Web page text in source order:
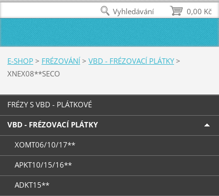
E-SHOP > FRÉZOVÁNÍ > VBD - FRÉZOVACÍ PLÁTKY >
XNEX08**SECO
FRÉZY S VBD - PLÁTKOVÉ
VBD - FRÉZOVACÍ PLÁTKY
XOMT06/10/17**
APKT10/15/16**
ADKT15**
0,00 Kč
Vyhledávání